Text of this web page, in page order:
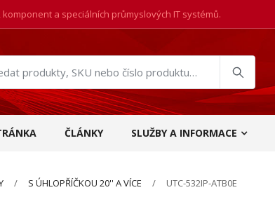
a speciálních průmyslových IT systémů.
ČLÁNKY SLUŽBY A INFORMACE
S ÚHLOPŘÍČKOU 20'' A VÍCE UTC-532IP-ATB0E